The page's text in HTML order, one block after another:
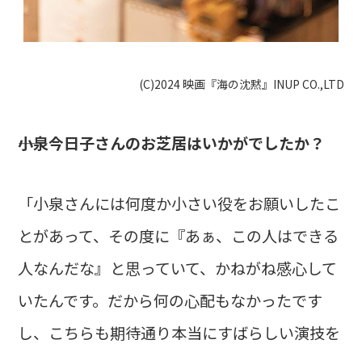
(C)2024 映画『海の沈黙』INUP CO.,LTD
――小泉今日子さんのお芝居はいかがでしたか？
「小泉さんには何度か小さい役をお願いしたこ
とがあって、その度に『あぁ、この人はできる
人なんだな』と思っていて、かねがね感心して
いたんです。だから何の心配もなかったです
し、こちらも期待通り本当にすばらしい演技を